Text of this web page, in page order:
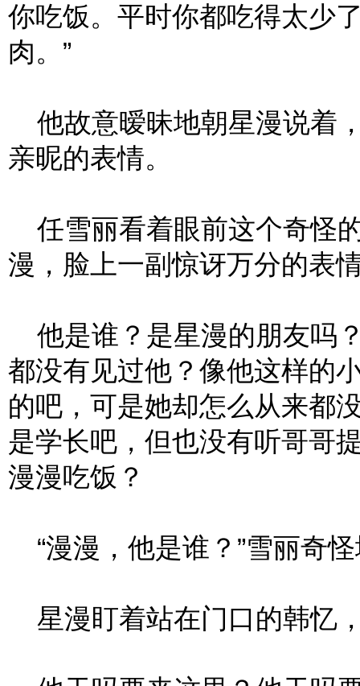
你吃饭。平时你都吃得太少
肉。”
他故意暧昧地朝星漫说着
亲昵的表情。
任雪丽看着眼前这个奇怪
漫，脸上一副惊讶万分的表
他是谁？是星漫的朋友吗
都没有见过他？像他这样的
的吧，可是她却怎么从来都
是学长吧，但也没有听哥哥
漫漫吃饭？
“漫漫，他是谁？”雪丽奇
星漫盯着站在门口的韩忆